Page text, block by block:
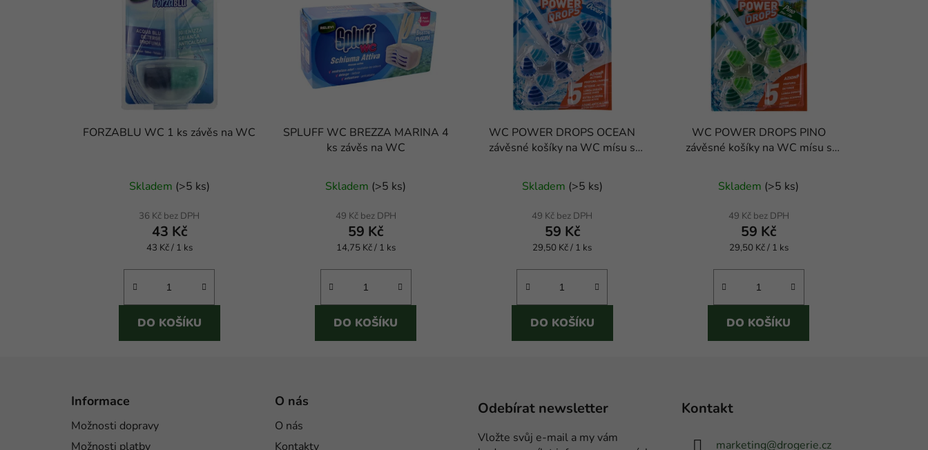
FORZABLU WC 1 ks závěs na WC
Skladem (>5 ks)
36 Kč bez DPH
43 Kč
Měrná
43 Kč / 1 ks
DO KOŠÍKU
SPLUFF WC BREZZA MARINA 4
ks závěs na WC
hodnocení
produktu
je
5,0
z
5
hvězdiček.
Skladem (>5 ks)
49 Kč bez DPH
59 Kč
Měrná
14,75 Kč / 1 ks
DO KOŠÍKU
WC POWER DROPS OCEAN
závěsné košíky na WC mísu s
Skladem (>5 ks)
49 Kč bez DPH
59 Kč
Měrná
29,50 Kč / 1 ks
DO KOŠÍKU
WC POWER DROPS PINO
závěsné košíky na WC mísu s
Skladem (>5 ks)
49 Kč bez DPH
59 Kč
Měrná
29,50 Kč / 1 ks
DO KOŠÍKU
Informace
Možnosti dopravy
Možnosti platby
O nás
O nás
Kontakty
Odebírat newsletter
Vložte svůj e-mail a my vám
Kontakt
marketing@drogerie.cz